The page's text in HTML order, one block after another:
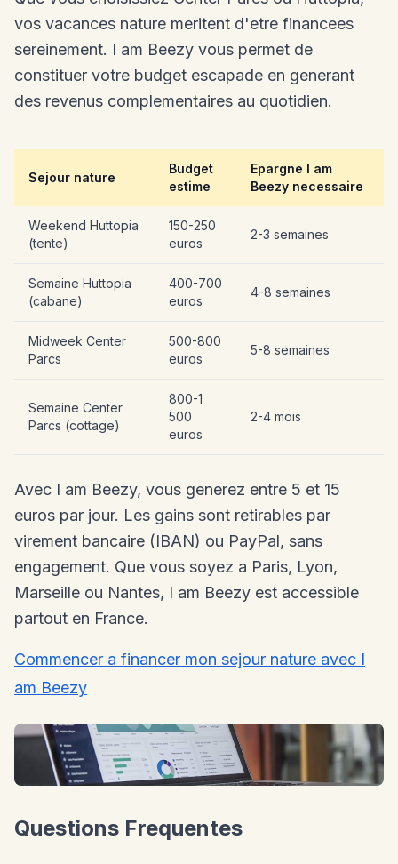
vos vacances nature meritent d'etre financees
sereinement. I am Beezy vous permet de
constituer votre budget escapade en generant
des revenus complementaires au quotidien.
Sejour nature
Budget
estime
Epargne I am
Beezy necessaire
Weekend Huttopia
(tente)
150-250
euros
2-3 semaines
Semaine Huttopia
(cabane)
400-700
euros
4-8 semaines
Midweek Center
Parcs
500-800
euros
5-8 semaines
Semaine Center
Parcs (cottage)
800-1
500
euros
2-4 mois
Avec I am Beezy, vous generez entre 5 et 15
euros par jour. Les gains sont retirables par
virement bancaire (IBAN) ou PayPal, sans
engagement. Que vous soyez a Paris, Lyon,
Marseille ou Nantes, I am Beezy est accessible
partout en France.
Commencer a financer mon sejour nature avec I
am Beezy
Questions Frequentes